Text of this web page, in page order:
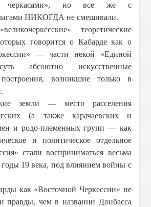
черкасами», но все же с
НИКОГДА не смешивали.
теоретические
говорится о Кабарде как о
— части некой «Единой
абсоютно искусственные
построения, возникшие только в
земли — место расселения
(а также карачаевских и
и родо-племенных групп — как
и политическое отдельное
стали восприниматься весьма
19 века, под влиянием войны с
как «Восточной Черкессии» не
правды, чем в названни Донбасса